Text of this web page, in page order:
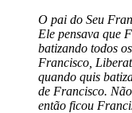
O pai do Seu
Ele pensava que
batizando todos
Francisco,
quando quis
de Francisco.
então ficou